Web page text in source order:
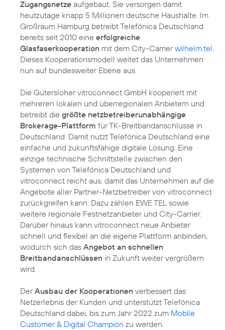
Zugangsnetze aufgebaut. Sie versorgen damit
heutzutage knapp 5 Millionen deutsche Haushalte. Im
Großraum Hamburg betreibt Telefónica Deutschland
bereits seit 2010 eine erfolgreiche
Glasfaserkooperation mit dem City-Carrierwilhelm.tel.
Dieses Kooperationsmodell weitet das Unternehmen
nun auf bundesweiter Ebene aus.
Die Gütersloher vitroconnect GmbH kooperiert mit
mehreren lokalen und überregionalen Anbietern und
betreibt die größte netzbetreiberunabhängige
Brokerage-Plattform für TK-Breitbandanschlüsse in
Deutschland. Damit nutzt Telefónica Deutschland eine
einfache und zukunftsfähige digitale Lösung: Eine
einzige technische Schnittstelle zwischen den
Systemen von Telefónica Deutschland und
vitroconnect reicht aus, damit das Unternehmen auf die
Angebote aller Partner-Netzbetreiber von vitroconnect
zurückgreifen kann. Dazu zählen EWE TEL sowie
weitere regionale Festnetzanbieter und City-Carrier.
Darüber hinaus kann vitroconnect neue Anbieter
schnell und flexibel an die eigene Plattform anbinden,
wodurch sich das Angebot an schnellen
Breitbandanschlüssen in Zukunft weiter vergrößern
wird.
DerAusbau der Kooperationen verbessert das
Netzerlebnis der Kunden und unterstützt Telefónica
Deutschland dabei, bis zum Jahr 2022 zum Mobile
Customer & Digital Champion zu werden.